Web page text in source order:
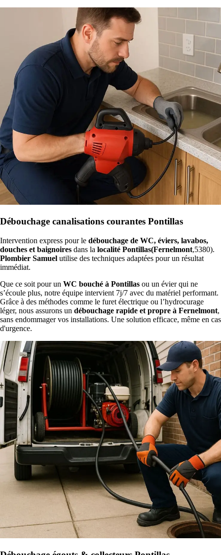
Débouchage canalisations courantes Pontillas
Intervention express pour le débouchage de WC, éviers, lavabos,
douches et baignoires dans la localité Pontillas(Fernelmont,5380).
Plombier Samuel utilise des techniques adaptées pour un résultat
immédiat.
Que ce soit pour un WC bouché à Pontillas ou un évier qui ne
s’écoule plus, notre équipe intervient 7j/7 avec du matériel performant.
Grâce à des méthodes comme le furet électrique ou l’hydrocurage
léger, nous assurons un débouchage rapide et propre à Fernelmont,
sans endommager vos installations. Une solution efficace, même en cas
d'urgence.